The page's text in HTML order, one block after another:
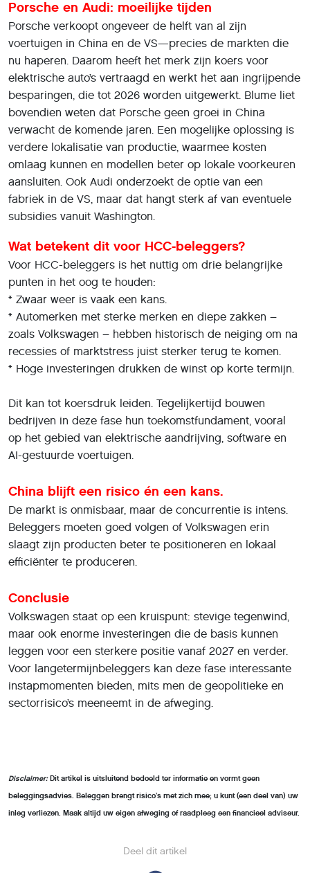
Deel dit artikel
Porsche en Audi: moeilijke tijden
Porsche verkoopt ongeveer de helft van al zijn
voertuigen in China en de VS—precies de markten die
nu haperen. Daarom heeft het merk zijn koers voor
elektrische auto’s vertraagd en werkt het aan ingrijpende
besparingen, die tot 2026 worden uitgewerkt. Blume liet
bovendien weten dat Porsche geen groei in China
verwacht de komende jaren. Een mogelijke oplossing is
verdere lokalisatie van productie, waarmee kosten
omlaag kunnen en modellen beter op lokale voorkeuren
aansluiten. Ook Audi onderzoekt de optie van een
fabriek in de VS, maar dat hangt sterk af van eventuele
subsidies vanuit Washington.
Wat betekent dit voor HCC-beleggers?
Voor HCC-beleggers is het nuttig om drie belangrijke
punten in het oog te houden:
* Zwaar weer is vaak een kans.
* Automerken met sterke merken en diepe zakken –
zoals Volkswagen – hebben historisch de neiging om na
recessies of marktstress juist sterker terug te komen.
* Hoge investeringen drukken de winst op korte termijn.
Dit kan tot koersdruk leiden. Tegelijkertijd bouwen
bedrijven in deze fase hun toekomstfundament, vooral
op het gebied van elektrische aandrijving, software en
AI-gestuurde voertuigen.
China blijft een risico én een kans.
De markt is onmisbaar, maar de concurrentie is intens.
Beleggers moeten goed volgen of Volkswagen erin
slaagt zijn producten beter te positioneren en lokaal
efficiënter te produceren.
Conclusie
Volkswagen staat op een kruispunt: stevige tegenwind,
maar ook enorme investeringen die de basis kunnen
leggen voor een sterkere positie vanaf 2027 en verder.
Voor langetermijnbeleggers kan deze fase interessante
instapmomenten bieden, mits men de geopolitieke en
sectorrisico’s meeneemt in de afweging.
Disclaimer:Dit artikel is uitsluitend bedoeld ter informatie en vormt geen
beleggingsadvies. Beleggen brengt risico’s met zich mee; u kunt (een deel van) uw
inleg verliezen. Maak altijd uw eigen afweging of raadpleeg een financieel adviseur.